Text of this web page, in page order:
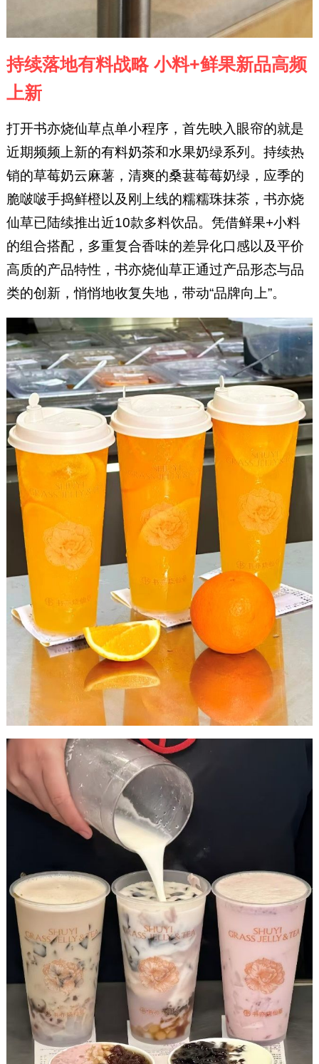
持续落地有料战略 小料+鲜果新品高频
上新
打开书亦烧仙草点单小程序，首先映入眼帘的就是
近期频频上新的有料奶茶和水果奶绿系列。持续热
销的草莓奶云麻薯，清爽的桑葚莓莓奶绿，应季的
脆啵啵手捣鲜橙以及刚上线的糯糯珠抹茶，书亦烧
仙草已陆续推出近10款多料饮品。凭借鲜果+小料
的组合搭配，多重复合香味的差异化口感以及平价
高质的产品特性，书亦烧仙草正通过产品形态与品
类的创新，悄悄地收复失地，带动“品牌向上”。